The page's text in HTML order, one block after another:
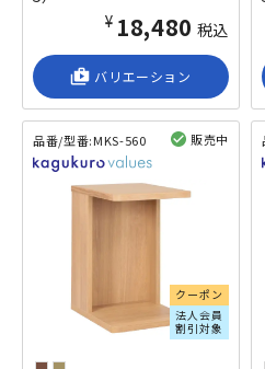
¥18,480 税込
shop_2 バリエーション
品番/型番:MKS-560 販売中
クーポン
法人会員
割引対象